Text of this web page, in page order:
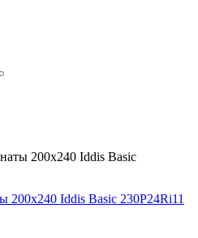
200х240 Iddis Basic